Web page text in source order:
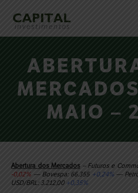
MAIO –
Abertura dos Mercados – Futuros e
-0,02% — Bovespa: 66.355 +0,24%—
USD/BRL: 3.212,00 +0,35%